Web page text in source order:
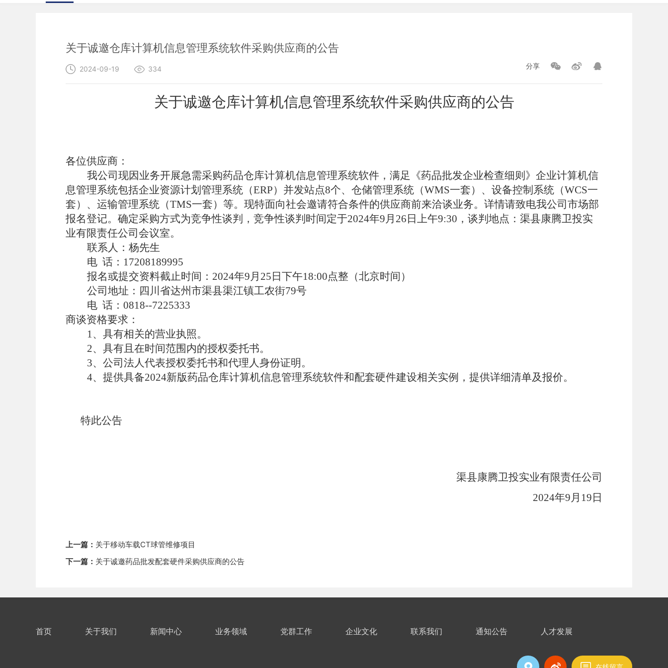
关于诚邀仓库计算机信息管理系统软件采购供应商的公告
2024-09-19 334 分享
关于诚邀仓库计算机信息管理系统软件采购供应商的公告
各位供应商：
我公司现因业务开展急需采购药品仓库计算机信息管理系统软件，满足《药品批发企业检查细则》企业计算机信
息管理系统包括企业资源计划管理系统（ERP）并发站点8个、仓储管理系统（WMS一套）、设备控制系统（WCS一
套）、运输管理系统（TMS一套）等。 现特面向社会邀请符合条件的供应商前来洽谈业务。详情请致电我公司市场部
报名登记。确定采购方式为竞争性谈判，竞争性谈判时间定于2024年9月 26 日上午9:30 ，谈判地点： 渠县康腾卫投实
业有限责任公司会议室。
联系人： 杨先生
电 话： 17208189995
报名或提交资料截止时间： 2024年9月 25 日 下午18:00点整（北京时间）
公司地址：四川省达州市渠县渠江镇工农街79号
电 话： 0818--7225333
商谈资格要求：
1、具有相关的营业执照。
2、具有且在时间范围内的授权委托书。
3、公司法人代表授权委托书和代理人身份证明。
4、提供具备2024新版药品仓库计算机信息管理系统软件和配套硬件建设相关实例，提供详细清单及报价。
特此公告
渠县康腾卫投实业有限责任公司
2024年9月 19 日
上一篇： 关于移动车载CT球管维修项目
下一篇： 关于诚邀药品批发配套硬件采购供应商的公告
首页 关于我们 新闻中心 业务领域 党群工作 企业文化 联系我们 通知公告 人才发展